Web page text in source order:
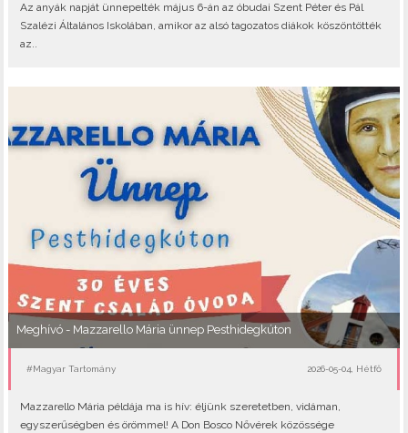
Az anyák napját ünnepelték május 6-án az óbudai Szent Péter és Pál
Szalézi Általános Iskolában, amikor az alsó tagozatos diákok köszöntötték
az..
Meghívó - Mazzarello Mária ünnep Pesthidegkúton
#Magyar Tartomány 2026-05-04, Hétfő
Mazzarello Mária példája ma is hív: éljünk szeretetben, vidáman,
egyszerűségben és örömmel! A Don Bosco Nővérek közössége